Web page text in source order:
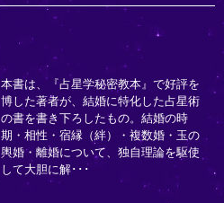
本書は、『占星学秘密教本』で好評を
博した著者が、結婚に特化した占星術
の書を書き下ろしたもの。結婚の時
期・相性・宿縁（絆）・複数婚・玉の
輿婚・離婚について、独自理論を駆使
して大胆に解･･･